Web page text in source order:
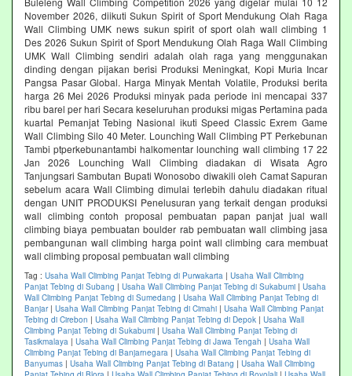
November 2026, diikuti Sukun Spirit of Sport Mendukung Olah Raga
Wall Climbing UMK news sukun spirit of sport olah wall climbing 1
Des 2026 Sukun Spirit of Sport Mendukung Olah Raga Wall Climbing
UMK Wall Climbing sendiri adalah olah raga yang menggunakan
dinding dengan pijakan berisi Produksi Meningkat, Kopi Muria Incar
Pangsa Pasar Global. Harga Minyak Mentah Volatile, Produksi berita
harga 26 Mei 2026 Produksi minyak pada periode ini mencapai 337
ribu barel per hari Secara keseluruhan produksi migas Pertamina pada
kuartal Pemanjat Tebing Nasional ikuti Speed Classic Exrem Game
Wall Climbing Silo 40 Meter. Lounching Wall Climbing PT Perkebunan
Tambi ptperkebunantambi halkomentar lounching wall climbing 17 22
Jan 2026 Lounching Wall Climbing diadakan di Wisata Agro
Tanjungsari Sambutan Bupati Wonosobo diwakili oleh Camat Sapuran
sebelum acara Wall Climbing dimulai terlebih dahulu diadakan ritual
dengan UNIT PRODUKSI Penelusuran yang terkait dengan produksi
wall climbing contoh proposal pembuatan papan panjat jual wall
climbing biaya pembuatan boulder rab pembuatan wall climbing jasa
pembangunan wall climbing harga point wall climbing cara membuat
wall climbing proposal pembuatan wall climbing
Tag : Usaha Wall Climbing Panjat Tebing di Purwakarta | Usaha Wall Climbing
Panjat Tebing di Subang | Usaha Wall Climbing Panjat Tebing di Sukabumi | Usaha
Wall Climbing Panjat Tebing di Sumedang | Usaha Wall Climbing Panjat Tebing di
Banjar| Usaha Wall Climbing Panjat Tebing di Cimahi | Usaha Wall Climbing Panjat
Tebing di Cirebon | Usaha Wall Climbing Panjat Tebing di Depok | Usaha Wall
Climbing Panjat Tebing di Sukabumi | Usaha Wall Climbing Panjat Tebing di
Tasikmalaya | Usaha Wall Climbing Panjat Tebing di Jawa Tengah | Usaha Wall
Climbing Panjat Tebing di Banjarnegara | Usaha Wall Climbing Panjat Tebing di
Banyumas | Usaha Wall Climbing Panjat Tebing di Batang | Usaha Wall Climbing